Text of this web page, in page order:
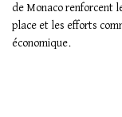
de Monaco renforcent
place et les efforts
économique.